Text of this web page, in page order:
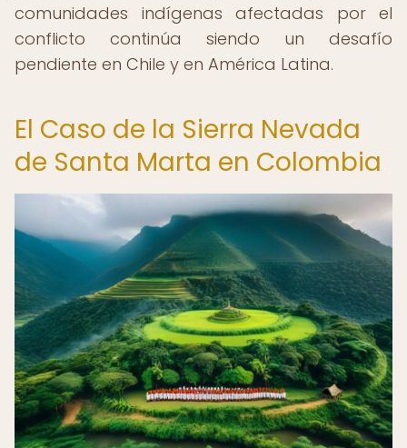
comunidades indígenas afectadas por el
conflicto continúa siendo un desafío
pendiente en Chile y en América Latina.
El Caso de la Sierra Nevada
de Santa Marta en Colombia